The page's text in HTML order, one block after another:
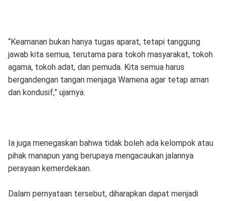
“Keamanan bukan hanya tugas aparat, tetapi tanggung
jawab kita semua, terutama para tokoh masyarakat, tokoh
agama, tokoh adat, dan pemuda. Kita semua harus
bergandengan tangan menjaga Wamena agar tetap aman
dan kondusif,” ujarnya.
Ia juga menegaskan bahwa tidak boleh ada kelompok atau
pihak manapun yang berupaya mengacaukan jalannya
perayaan kemerdekaan.
Dalam pernyataan tersebut, diharapkan dapat menjadi